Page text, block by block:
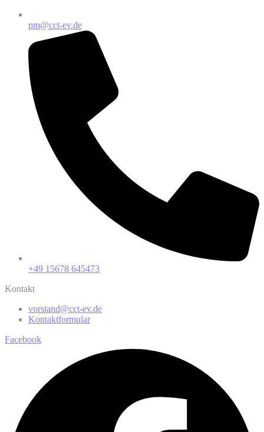
pm@cct-ev.de
+49 15678 645473
Kontakt
vorstand@cct-ev.de
Kontaktformular
Facebook